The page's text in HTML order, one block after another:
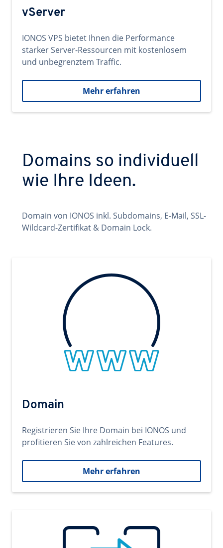
vServer
IONOS VPS bietet Ihnen die Performance
starker Server-Ressourcen mit kostenlosem
und unbegrenztem Traffic.
Mehr erfahren
Domains so individuell
wie Ihre Ideen.
Domain von IONOS inkl. Subdomains, E-Mail, SSL-
Wildcard-Zertifikat & Domain Lock.
Domain
Registrieren Sie Ihre Domain bei IONOS und
profitieren Sie von zahlreichen Features.
Mehr erfahren